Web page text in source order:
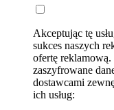
Akceptując tę
sukces naszych
ofertę
zaszyfrowane
dostawcami
ich usług: